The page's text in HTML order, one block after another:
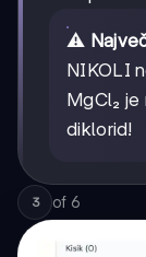
⚠️
NIKOLI
MgCl₂
diklorid!
3 of 6